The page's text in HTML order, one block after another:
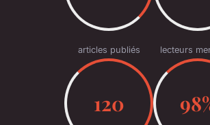
articles publiés lecteurs
120